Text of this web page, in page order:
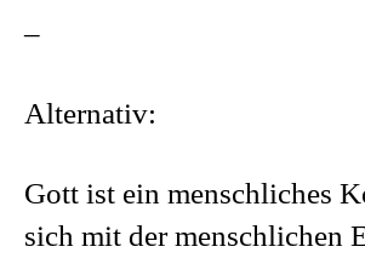
–
Alternativ:
Gott ist ein menschliches
sich mit der menschlichen